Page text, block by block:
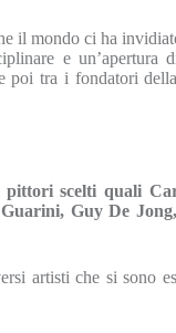
il mondo ci ha
e un’apertura
poi tra i fondatori
scelti quali
Guy De
artisti che si sono